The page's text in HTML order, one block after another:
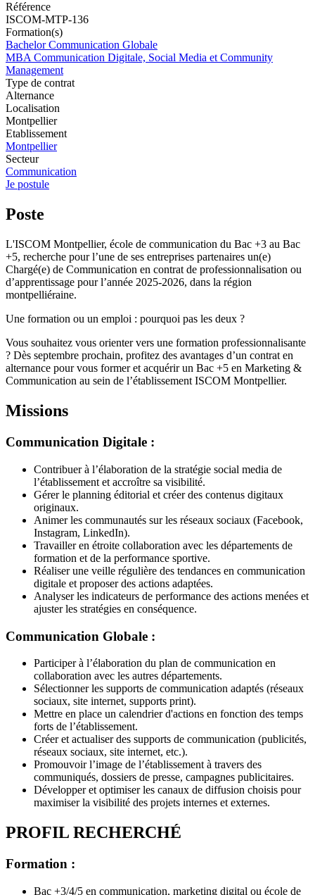
Référence
ISCOM-MTP-136
Formation(s)
Bachelor Communication Globale
MBA Communication Digitale, Social Media et Community
Management
Type de contrat
Alternance
Localisation
Montpellier
Etablissement
Montpellier
Secteur
Communication
Je postule
Poste
L'ISCOM Montpellier, école de communication du Bac +3 au Bac
+5, recherche pour l’une de ses entreprises partenaires un(e)
Chargé(e) de Communication en contrat de professionnalisation ou
d’apprentissage pour l’année 2025-2026, dans la région
montpelliéraine.
Une formation ou un emploi : pourquoi pas les deux ?
Vous souhaitez vous orienter vers une formation professionnalisante
? Dès septembre prochain, profitez des avantages d’un contrat en
alternance pour vous former et acquérir un Bac +5 en Marketing &
Communication au sein de l’établissement ISCOM Montpellier.
Missions
Communication Digitale :
Contribuer à l’élaboration de la stratégie social media de
l’établissement et accroître sa visibilité.
Gérer le planning éditorial et créer des contenus digitaux
originaux.
Animer les communautés sur les réseaux sociaux (Facebook,
Instagram, LinkedIn).
Travailler en étroite collaboration avec les départements de
formation et de la performance sportive.
Réaliser une veille régulière des tendances en communication
digitale et proposer des actions adaptées.
Analyser les indicateurs de performance des actions menées et
ajuster les stratégies en conséquence.
Communication Globale :
Participer à l’élaboration du plan de communication en
collaboration avec les autres départements.
Sélectionner les supports de communication adaptés (réseaux
sociaux, site internet, supports print).
Mettre en place un calendrier d'actions en fonction des temps
forts de l’établissement.
Créer et actualiser des supports de communication (publicités,
réseaux sociaux, site internet, etc.).
Promouvoir l’image de l’établissement à travers des
communiqués, dossiers de presse, campagnes publicitaires.
Développer et optimiser les canaux de diffusion choisis pour
maximiser la visibilité des projets internes et externes.
PROFIL RECHERCHÉ
Formation :
Bac +3/4/5 en communication, marketing digital ou école de